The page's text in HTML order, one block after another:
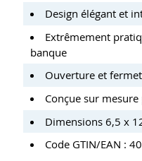
Design élégant et
Extrêmement
banque
Ouverture et
Conçue sur
Dimensions 6,5 x
Code GTIN/EAN :